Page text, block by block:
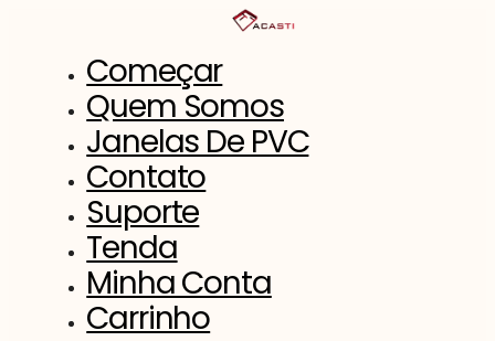
conteúdo
Começar
Quem Somos
Janelas De PVC
Contato
Suporte
Tenda
Minha Conta
Carrinho